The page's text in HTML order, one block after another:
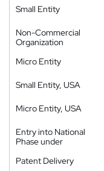
Small Entity
Non-Commercial
Organization
Micro Entity
Small Entity, USA
Micro Entity, USA
Entry into National
Phase under
Patent Delivery